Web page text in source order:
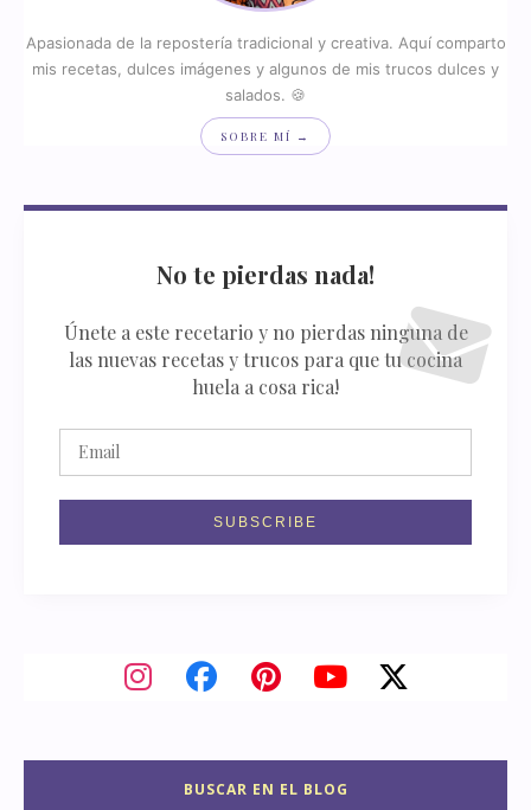
Apasionada de la repostería tradicional y creativa. Aquí comparto
mis recetas, dulces imágenes y algunos de mis trucos dulces y
salados. 🍪
SOBRE MÍ →
No te pierdas nada!
Únete a este recetario y no pierdas ninguna de
las nuevas recetas y trucos para que tu cocina
huela a cosa rica!
BUSCAR EN EL BLOG